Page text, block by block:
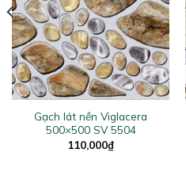
Gạch lát nền Viglacera
500×500 SV 5504
110,000₫